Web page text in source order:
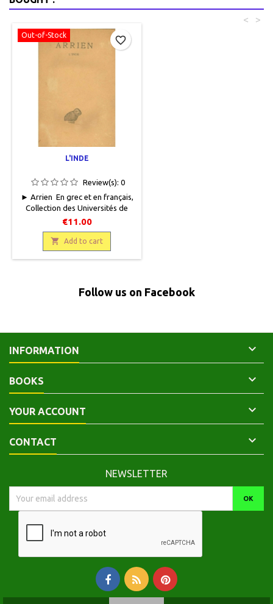
>
<
Out-of-Stock
L'INDE
Review(s): 0
► Arrien En grec et en français,
Collection des Universités de
France, Paris, Les Belles Lettres,
1927, 13 x 20, 90 pages + 1 carte
dépliante hors texte, broché,
occasion. Bon état, livre protégé
par du papier cristal, rousseurs
€11.00
 Add to cart
favorite_border
Follow us on Facebook
INFORMATION 
BOOKS 
YOUR ACCOUNT 
CONTACT 
NEWSLETTER